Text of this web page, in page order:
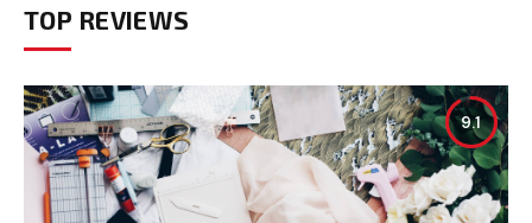
TOP REVIEWS
9.1